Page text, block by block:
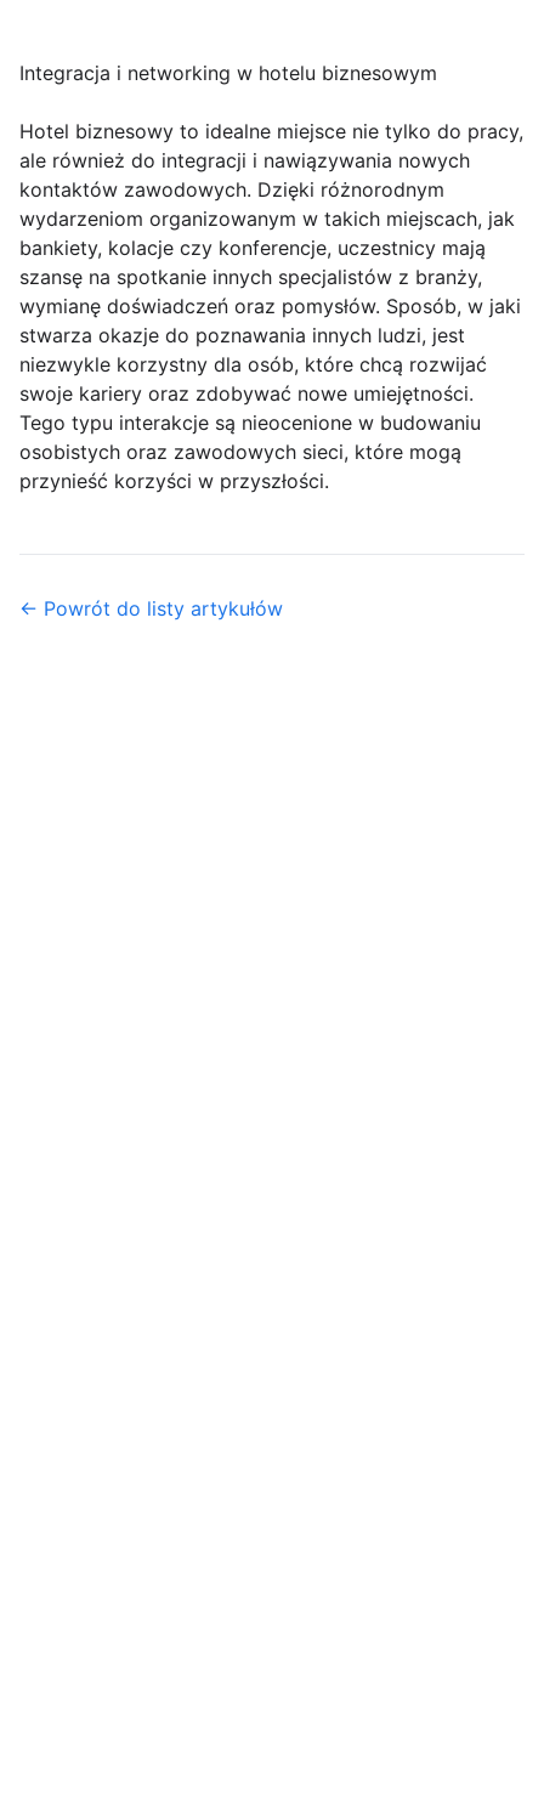
Integracja i networking w hotelu biznesowym
Hotel biznesowy to idealne miejsce nie tylko do pracy,
ale również do integracji i nawiązywania nowych
kontaktów zawodowych. Dzięki różnorodnym
wydarzeniom organizowanym w takich miejscach, jak
bankiety, kolacje czy konferencje, uczestnicy mają
szansę na spotkanie innych specjalistów z branży,
wymianę doświadczeń oraz pomysłów. Sposób, w jaki
stwarza okazje do poznawania innych ludzi, jest
niezwykle korzystny dla osób, które chcą rozwijać
swoje kariery oraz zdobywać nowe umiejętności.
Tego typu interakcje są nieocenione w budowaniu
osobistych oraz zawodowych sieci, które mogą
przynieść korzyści w przyszłości.
← Powrót do listy artykułów